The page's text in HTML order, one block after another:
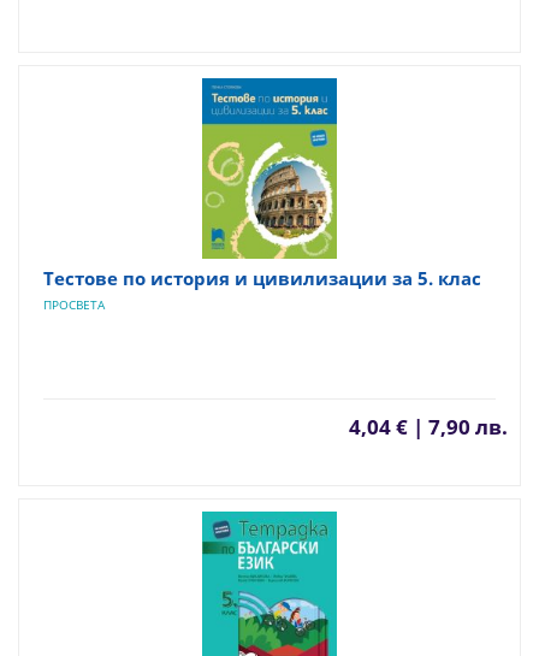
Тестове по история и цивилизации за 5. клас
ПРОСВЕТА
4,04 € | 7,90 лв.